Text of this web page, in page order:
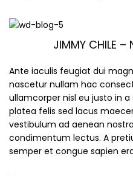
JIMMY CHILE –
Ante iaculis feugiat dui
nascetur nullam hac
ullamcorper nisl eu justo in a
platea felis sed lacus
vestibulum ad aenean
condimentum lectus. A
semper et congue sapien